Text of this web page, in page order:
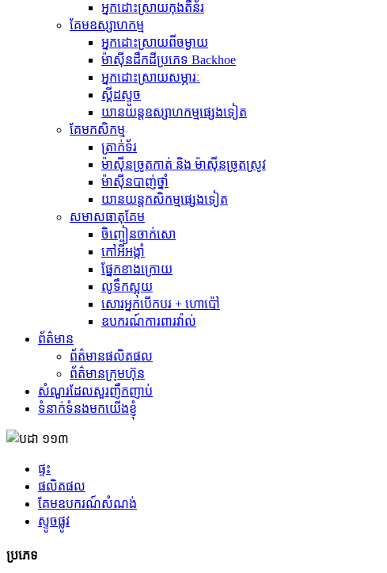
អ្នកដោះស្រាយកុងតឺន័រ
គែមឧស្សាហកម្ម
អ្នកដោះស្រាយពីចម្ងាយ
ម៉ាស៊ីន​ដឹក​ដី​ប្រភេទ Backhoe
អ្នកដោះស្រាយសម្ភារៈ
ស្គីដស្ទូច
យានយន្តឧស្សាហកម្មផ្សេងទៀត
គែមកសិកម្ម
ត្រាក់ទ័រ
ម៉ាស៊ីនច្រូតកាត់ និង ម៉ាស៊ីនច្រូតស្រូវ
ម៉ាស៊ីនបាញ់ថ្នាំ
យានយន្តកសិកម្មផ្សេងទៀត
សមាសធាតុ​គែម
ចិញ្ចៀនចាក់សោ
កៅអីអង្កាំ
ផ្នែកខាងក្រោយ
លូទឹកស្អុយ
សោរអ្នកបើកបរ + ហោប៉ៅ
ឧបករណ៍ការពារវ៉ាល់
ព័ត៌មាន
ព័ត៌មានផលិតផល
ព័ត៌មានក្រុមហ៊ុន
សំណួរដែលសួរញឹកញាប់
ទំនាក់ទំនងមកយើងខ្ញុំ
ផ្ទះ
ផលិតផល
គែមឧបករណ៍សំណង់
ស្ទូចផ្លូវ
ប្រភេទ